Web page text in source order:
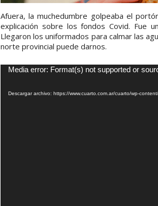
Afuera, la muchedumbre golpeaba el
explicación sobre los fondos Covid. Fue
Llegaron los uniformados para calmar las
norte provincial puede darnos.
Media error: Format(s) not supported or
Descargar archivo: https://www.cuarto.com.ar/cuarto/wp-